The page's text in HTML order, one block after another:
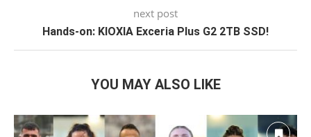
next post
Hands-on: KIOXIA Exceria Plus G2 2TB SSD!
YOU MAY ALSO LIKE